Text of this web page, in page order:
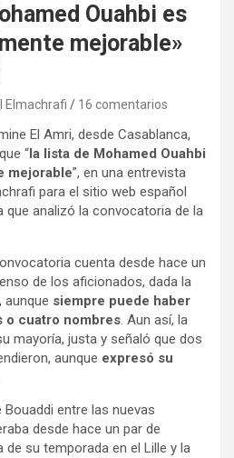
Ouahbi es
mejorable»
Elmachrafi 16 comentarios
El Amri, desde Casablanca,
“ la lista de Mohamed Ouahbi
mejorable”, en una entrevista
para el sitio web español
que analizó la convocatoria de la
cuenta desde hace un
de los aficionados, dada la
aunque siempre puede haber
o cuatro nombres. Aun así, la
mayoría, justa y señaló que dos
aunque expresó su
Bouaddi entre las nuevas
desde hace un par de
de su temporada en el Lille y la